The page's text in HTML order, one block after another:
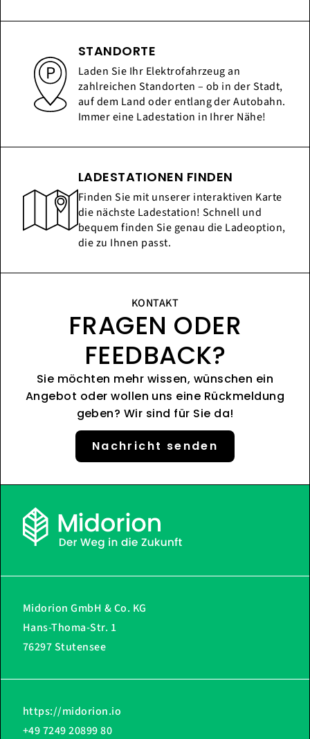
STANDORTE
Laden Sie Ihr Elektrofahrzeug an
zahlreichen Standorten – ob in der Stadt,
auf dem Land oder entlang der Autobahn.
Immer eine Ladestation in Ihrer Nähe!
LADESTATIONEN FINDEN
Finden Sie mit unserer interaktiven Karte
die nächste Ladestation! Schnell und
bequem finden Sie genau die Ladeoption,
die zu Ihnen passt.
KONTAKT
FRAGEN ODER
FEEDBACK?
Sie möchten mehr wissen, wünschen ein
Angebot oder wollen uns eine Rückmeldung
geben? Wir sind für Sie da!
Nachricht senden
Midorion GmbH & Co. KG
Hans-Thoma-Str. 1
76297 Stutensee
https://midorion.io
+49 7249 20899 80